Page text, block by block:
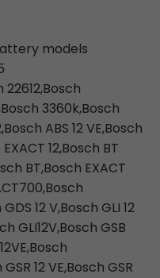
models
22612,Bosch
3360k,Bosch
ABS 12 VE,Bosch
12,Bosch BT
BT,Bosch EXACT
12 V,Bosch GLI 12
GLI12V,Bosch GSB
12 VE,Bosch GSR